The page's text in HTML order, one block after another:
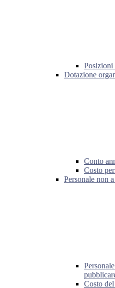
Posizioni
Dotazione
Conto
Costo
Personale non
Costo